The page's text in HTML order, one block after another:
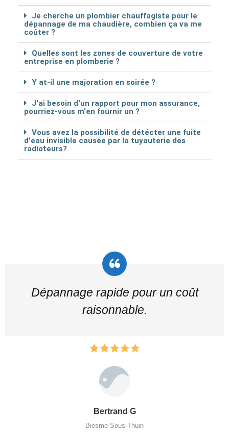
Je cherche un plombier chauffagiste pour le
dépannage de ma chaudière, combien ça va me
coûter ?
Quelles sont les zones de couverture de votre
entreprise en plomberie ?
Y at-il une majoration en soirée ?
J'ai besoin d'un rapport pour mon assurance,
pourriez-vous m'en fournir un ?
Vous avez la possibilité de détécter une fuite
d'eau invisible causée par la tuyauterie des
radiateurs?
Dépannage rapide pour un coût
raisonnable.
Bertrand G
Biesme-Sous-Thuin